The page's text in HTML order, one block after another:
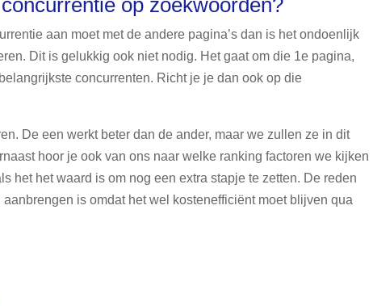
aan moet met de andere pagina’s dan is het ondoenlijk
Dit is gelukkig ook niet nodig. Het gaat om die 1e pagina,
concurrenten. Richt je je dan ook op die
De een werkt beter dan de ander, maar we zullen ze in dit
hoor je ook van ons naar welke ranking factoren we kijken
het het waard is om nog een extra stapje te zetten. De reden
is omdat het wel kostenefficiënt moet blijven qua